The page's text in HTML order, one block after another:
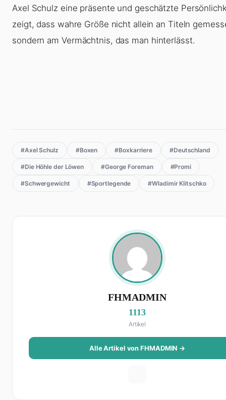
Axel Schulz eine präsente und geschätzte
zeigt, dass wahre Größe nicht allein an Titeln
sondern am Vermächtnis, das man hinterlässt.
#Axel Schulz #Boxen #Boxkarriere #Deutschland
#Die Höhle der Löwen #George Foreman #Promi
#Schwergewicht #Sportlegende #Wladimir Klitschko
FHMADMIN
1113
Artikel
Alle Artikel von FHMADMIN →